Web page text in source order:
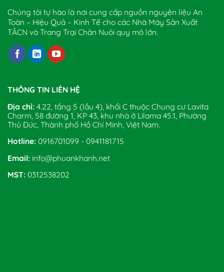
Chúng tôi tự hào là nơi cung cấp nguồn nguyên liệu An
Toàn – Hiệu Quả – Kinh Tế cho các Nhà Máy Sản Xuất
TĂCN và Trang Trại Chăn Nuôi quy mô lớn.
THÔNG TIN LIÊN HỆ
Địa chỉ: 4.22, tầng 5 (lầu 4), khối C thuộc Chung cư Lavita
Charm, 58 đường 1, KP 43, khu nhà ở Lilama 45.1, Phường
Thủ Đức, Thành phố Hồ Chí Minh, Việt Nam.
Hotline: 0916701099 - 0941181715
Email: info@phuankhanh.net
MST: 0312538202